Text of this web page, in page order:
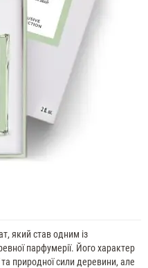
який став одним із
парфумерії. Його характер
природної сили деревини, але